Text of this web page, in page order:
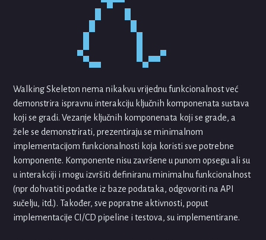
Walking Skeleton nema nikakvu vrijednu funkcionalnost već
demonstrira ispravnu interakciju ključnih komponenata sustava
koji se gradi. Vezanje ključnih komponenata koji se grade, a
žele se demonstrirati, prezentiraju se minimalnom
implementacijom funkcionalnosti koja koristi sve potrebne
komponente. Komponente nisu završene u punom opsegu ali su
u interakciji i mogu izvršiti definiranu minimalnu funkcionalnost
(npr dohvatiti podatke iz baze podataka, odgovoriti na API
sučelju, itd.). Također, sve popratne aktivnosti, poput
implementacije CI/CD pipeline i testova, su implementirane.